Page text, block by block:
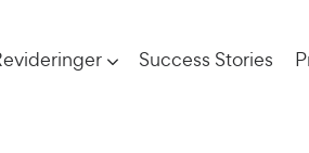
Success Stories